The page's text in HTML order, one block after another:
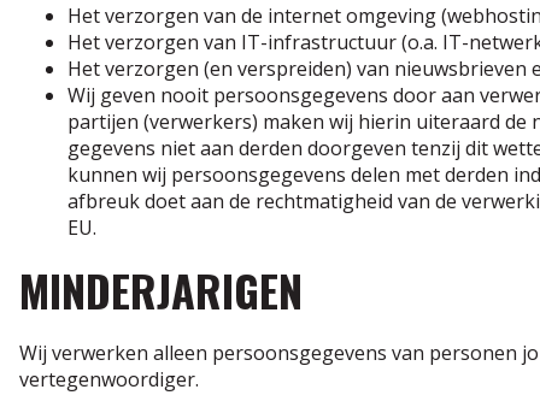
Het verzorgen van de internet omgeving
Het verzorgen van IT-infrastructuur (o.a. IT-
Het verzorgen (en verspreiden) van nieuwsbrieven
Wij geven nooit persoonsgegevens door aan
partijen (verwerkers) maken wij hierin uiteraard de
gegevens niet aan derden doorgeven tenzij dit
kunnen wij persoonsgegevens delen met derden
afbreuk doet aan de rechtmatigheid van de
EU.
MINDERJARIGEN
Wij verwerken alleen persoonsgegevens van personen
vertegenwoordiger.